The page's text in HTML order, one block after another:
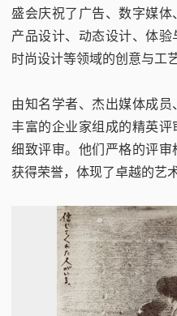
盛会庆祝了广告、数字媒
产品设计、动态设计、体
时尚设计等领域的创意与工
由知名学者、杰出媒体成
丰富的企业家组成的精英
细致评审。他们严格的评
获得荣誉，体现了卓越的艺